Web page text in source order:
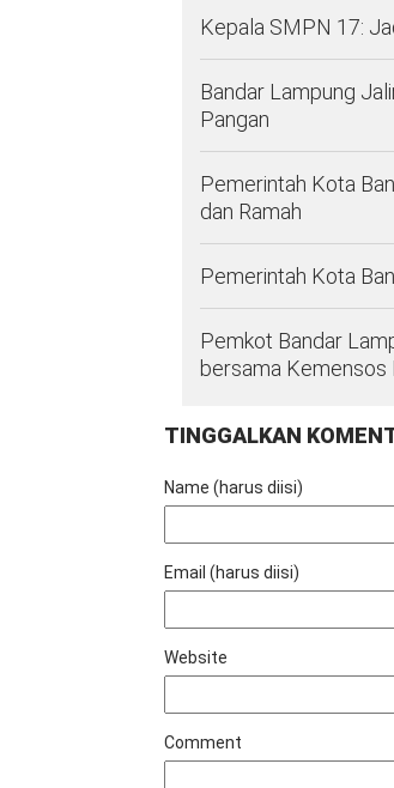
Kepala SMPN 17:
Bandar Lampung
Pangan
Pemerintah Kota
dan Ramah
Pemerintah Kota
Pemkot Bandar
bersama Kemensos
TINGGALKAN
Name (harus diisi)
Email (harus diisi)
Website
Comment